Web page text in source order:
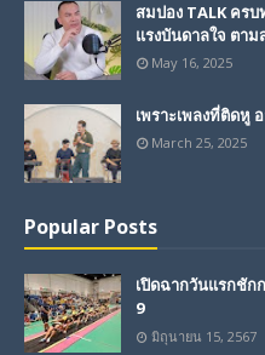
สมปอง TALK คร
แรงบันดาลใจ ตา
May 16, 2025
เพราะเพลงที่ติดหู
March 25, 2025
Popular Posts
เปิดฉากวันแรกชัก
9
มิถุนายน 15, 2567